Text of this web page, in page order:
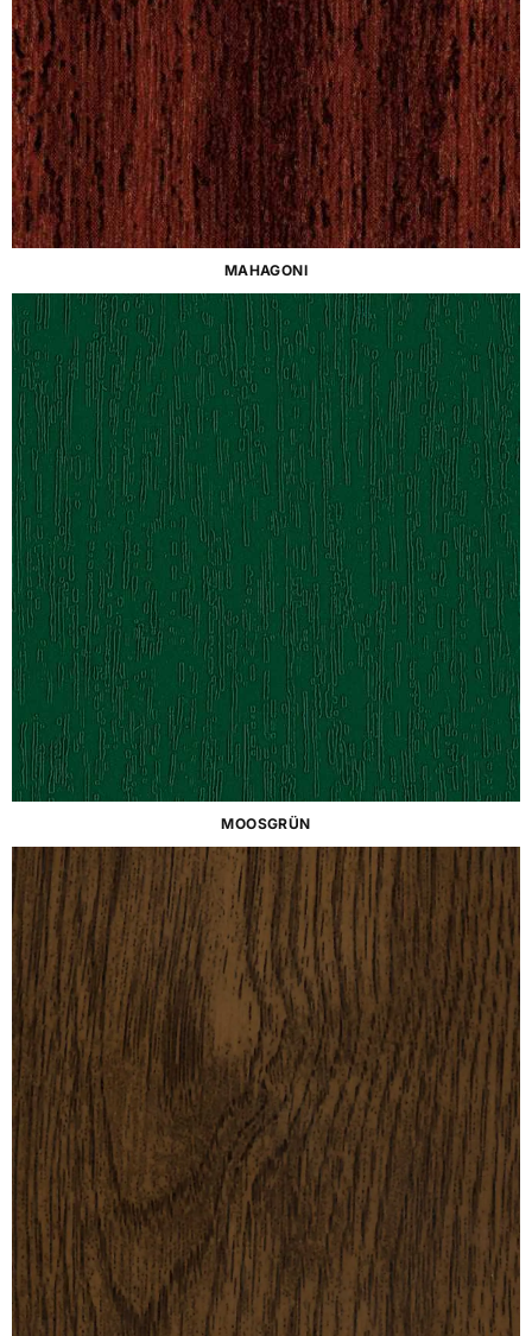
MAHAGONI
MOOSGRÜN